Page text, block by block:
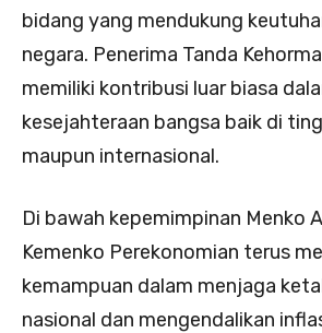
bidang yang mendukung
negara. Penerima Tanda
memiliki kontribusi luar biasa
kesejahteraan bangsa baik di
maupun internasional.
Di bawah kepemimpinan Menko
Kemenko Perekonomian terus
kemampuan dalam menjaga
nasional dan mengendalikan